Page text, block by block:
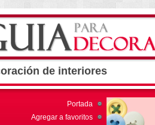
de interiores
Portada
Agregar a favoritos